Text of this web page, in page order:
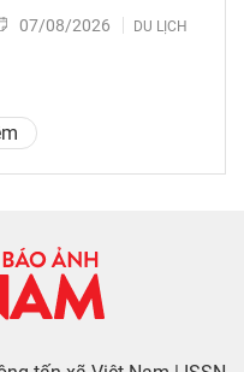
07/08/2026 DU LỊCH